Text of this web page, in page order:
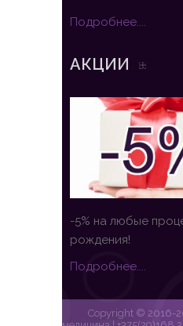
Подробнее....
АКЦИИ
-5% на любые
рождения!
Подробнее....
Copyright © 2016-